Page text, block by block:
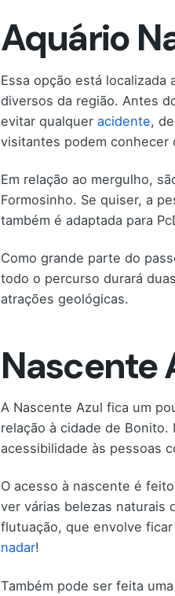
Aquário
Essa opção está
diversos da região. Antes
evitar qualquer acidente,
visitantes podem conhecer
Em relação ao mergulho,
Formosinho. Se quiser, a
também é adaptada para
Como grande parte do
todo o percurso durará
atrações geológicas.
Nascente
A Nascente Azul fica um
relação à cidade de Bonito.
acessibilidade às pessoas
O acesso à nascente é
ver várias belezas naturais
flutuação, que envolve
nadar!
Também pode ser feita